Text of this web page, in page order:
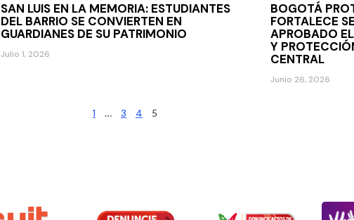
SAN LUIS EN LA MEMORIA: ESTUDIANTES
DEL BARRIO SE CONVIERTEN EN
GUARDIANES DE SU PATRIMONIO
Julio 1, 2026
BOGOTÁ
FORTALECE
APROBADO
Y
CENTRAL
Junio 26, 2026
1 … 3 4 5